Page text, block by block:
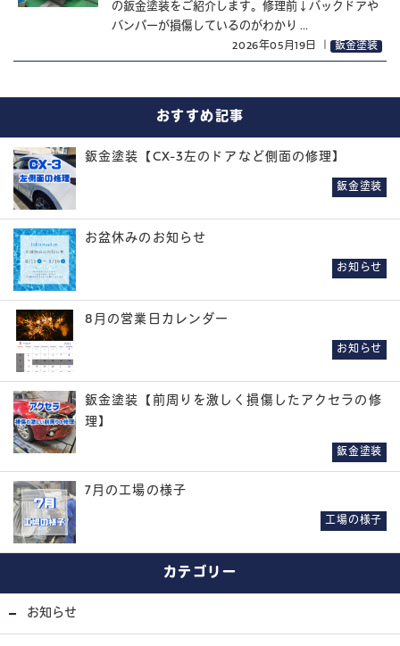
の鈑金塗装をご紹介します。修理前↓バックドアや
バンパーが損傷しているのがわかり ...
2026年05月19日 鈑金塗装
おすすめ記事
鈑金塗装【CX-3左のドアなど側面の修理】
鈑金塗装
お盆休みのお知らせ
お知らせ
8月の営業日カレンダー
お知らせ
鈑金塗装【前周りを激しく損傷したアクセラの修
理】
鈑金塗装
7月の工場の様子
工場の様子
カテゴリー
お知らせ